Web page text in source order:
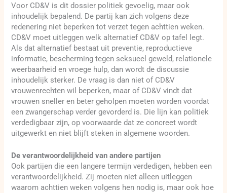
Voor CD&V is dit dossier politiek gevoelig, maar ook
inhoudelijk bepalend. De partij kan zich volgens deze
redenering niet beperken tot verzet tegen achttien weken.
CD&V moet uitleggen welk alternatief CD&V op tafel legt.
Als dat alternatief bestaat uit preventie, reproductieve
informatie, bescherming tegen seksueel geweld, relationele
weerbaarheid en vroege hulp, dan wordt de discussie
inhoudelijk sterker. De vraag is dan niet of CD&V
vrouwenrechten wil beperken, maar of CD&V vindt dat
vrouwen sneller en beter geholpen moeten worden voordat
een zwangerschap verder gevorderd is. Die lijn kan politiek
verdedigbaar zijn, op voorwaarde dat ze concreet wordt
uitgewerkt en niet blijft steken in algemene woorden.
De verantwoordelijkheid van andere partijen
Ook partijen die een langere termijn verdedigen, hebben een
verantwoordelijkheid. Zij moeten niet alleen uitleggen
waarom achttien weken volgens hen nodig is, maar ook hoe